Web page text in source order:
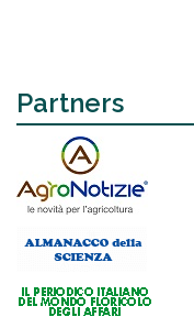
Partners